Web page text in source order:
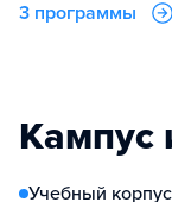
3 программы
Кампус
Учебный корпус